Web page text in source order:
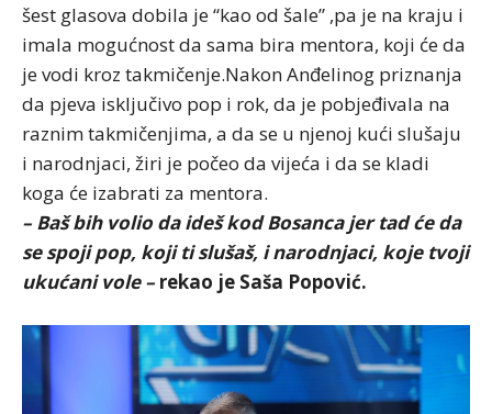
šest glasova dobila je “kao od šale” ,pa je na kraju i
imala mogućnost da sama bira mentora, koji će da
je vodi kroz takmičenje.Nakon Anđelinog priznanja
da pjeva isključivo pop i rok, da je pobjeđivala na
raznim takmičenjima, a da se u njenoj kući slušaju
i narodnjaci, žiri je počeo da vijeća i da se kladi
koga će izabrati za mentora.
– Baš bih volio da ideš kod Bosanca jer tad će da
se spoji pop, koji ti slušaš, i narodnjaci, koje tvoji
ukućani vole – rekao je Saša Popović.